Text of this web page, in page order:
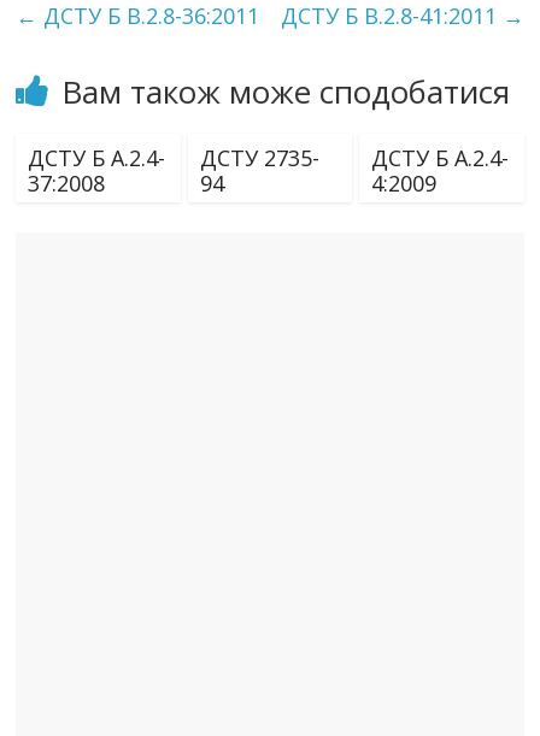
← ДСТУ Б В.2.8-36:2011 ДСТУ Б В.2.8-41:2011 →
Вам також може сподобатися
ДСТУ Б А.2.4-
37:2008
ДСТУ 2735-
94
ДСТУ Б А.2.4-
4:2009